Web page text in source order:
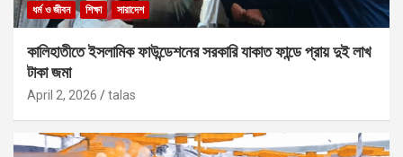
ধর্ম ও জীবন শিক্ষা সারাদেশ
কালিহাতীতে ইসলামিক ফাউন্ডেশনের সরকারি যাকাত ফান্ডে প্রায় দুই লাখ
টাকা জমা
April 2, 2026 talas